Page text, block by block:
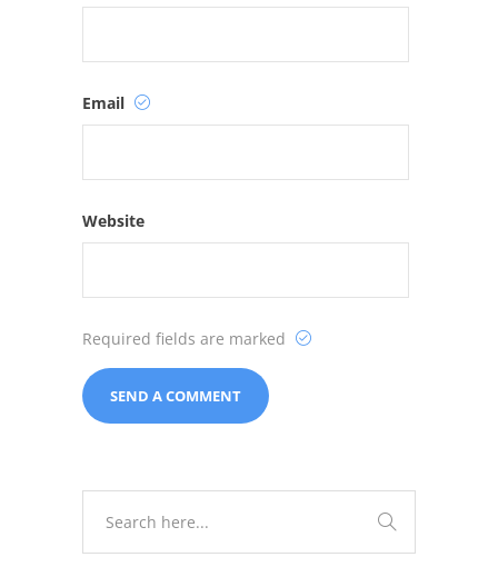
Email
Website
Required fields are marked